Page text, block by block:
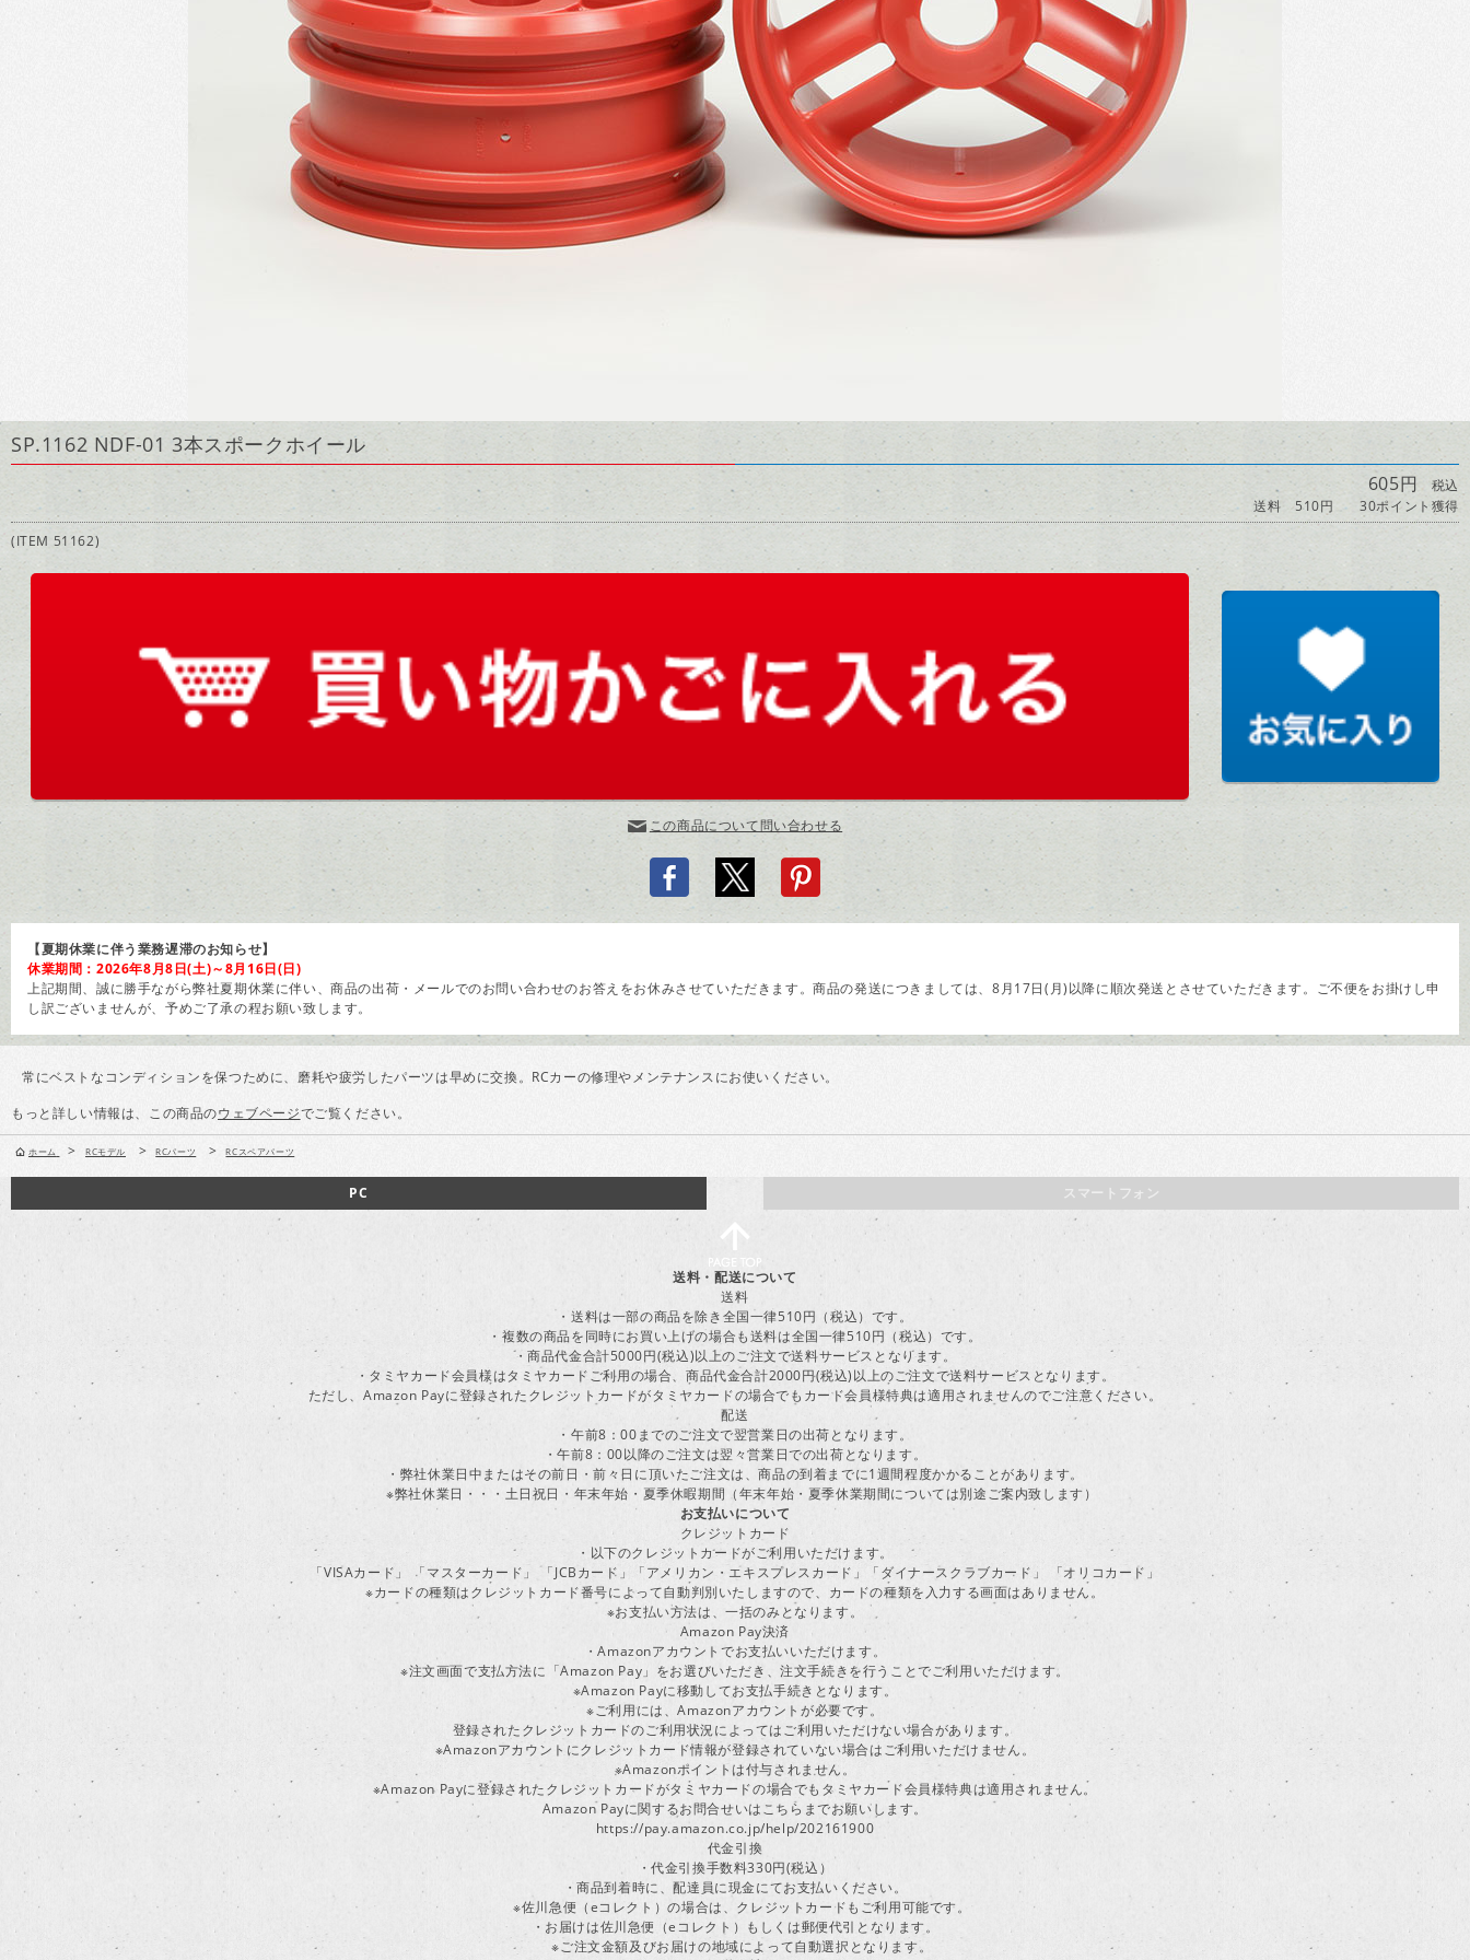
SP.1162 NDF-01 3本スポークホイール
605円 税込
送料 510円
30ポイント獲得
(ITEM 51162)
この商品について問い合わせる
【夏期休業に伴う業務遅滞のお知らせ】
休業期間：2026年8月8日(土)～8月16日(日)
上記期間、誠に勝手ながら弊社夏期休業に伴い、商品の出荷・メールでのお問い合わせのお答えをお休みさせていただきます。商品の発送につきましては、8月17日(月)以降に順次発送とさせていただきます。ご不便をお掛けし申
し訳ございませんが、予めご了承の程お願い致します。
常にベストなコンディションを保つために、磨耗や疲労したパーツは早めに交換。RCカーの修理やメンテナンスにお使いください。
もっと詳しい情報は、この商品のウェブページでご覧ください。
ホーム > RCモデル > RCパーツ > RCスペアパーツ
スマートフォン
PC
送料・配送について
送料
・送料は一部の商品を除き全国一律510円（税込）です。
・複数の商品を同時にお買い上げの場合も送料は全国一律510円（税込）です。
・商品代金合計5000円(税込)以上のご注文で送料サービスとなります。
・タミヤカード会員様はタミヤカードご利用の場合、商品代金合計2000円(税込)以上のご注文で送料サービスとなります。
ただし、Amazon Payに登録されたクレジットカードがタミヤカードの場合でもカード会員様特典は適用されませんのでご注意ください。
配送
・午前8：00までのご注文で翌営業日の出荷となります。
・午前8：00以降のご注文は翌々営業日での出荷となります。
・弊社休業日中またはその前日・前々日に頂いたご注文は、商品の到着までに1週間程度かかることがあります。
※弊社休業日・・・土日祝日・年末年始・夏季休暇期間（年末年始・夏季休業期間については別途ご案内致します）
お支払いについて
クレジットカード
・以下のクレジットカードがご利用いただけます。
「VISAカード」 「マスターカード」 「JCBカード」「アメリカン・エキスプレスカード」「ダイナースクラブカード」 「オリコカード」
※カードの種類はクレジットカード番号によって自動判別いたしますので、カードの種類を入力する画面はありません。
※お支払い方法は、一括のみとなります。
Amazon Pay決済
・Amazonアカウントでお支払いいただけます。
※注文画面で支払方法に「Amazon Pay」をお選びいただき、注文手続きを行うことでご利用いただけます。
※Amazon Payに移動してお支払手続きとなります。
※ご利用には、Amazonアカウントが必要です。
登録されたクレジットカードのご利用状況によってはご利用いただけない場合があります。
※Amazonアカウントにクレジットカード情報が登録されていない場合はご利用いただけません。
※Amazonポイントは付与されません。
※Amazon Payに登録されたクレジットカードがタミヤカードの場合でもタミヤカード会員様特典は適用されません。
Amazon Payに関するお問合せいはこちらまでお願いします。
https://pay.amazon.co.jp/help/202161900
代金引換
・代金引換手数料330円(税込）
・商品到着時に、配達員に現金にてお支払いください。
※佐川急便（eコレクト）の場合は、クレジットカードもご利用可能です。
・お届けは佐川急便（eコレクト）もしくは郵便代引となります。
※ご注文金額及びお届けの地域によって自動選択となります。